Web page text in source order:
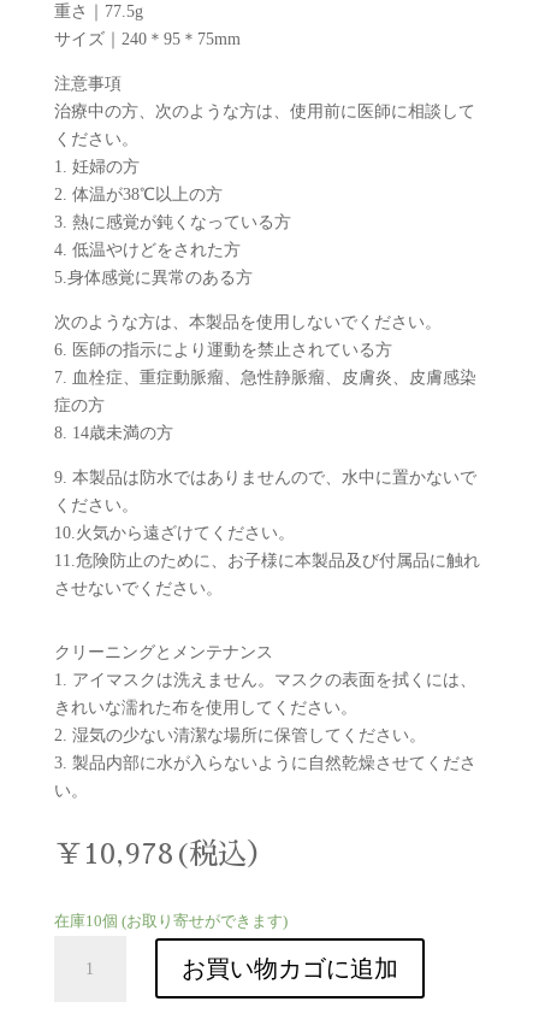
重さ｜77.5g
サイズ｜240＊95＊75mm
注意事項
治療中の方、次のような方は、使用前に医師に相談して
ください。
1. 妊婦の方
2. 体温が38℃以上の方
3. 熱に感覚が鈍くなっている方
4. 低温やけどをされた方
5.身体感覚に異常のある方
次のような方は、本製品を使用しないでください。
6. 医師の指示により運動を禁止されている方
7. 血栓症、重症動脈瘤、急性静脈瘤、皮膚炎、皮膚感染
症の方
8. 14歳未満の方
9. 本製品は防水ではありませんので、水中に置かないで
ください。
10.火気から遠ざけてください。
11.危険防止のために、お子様に本製品及び付属品に触れ
させないでください。
クリーニングとメンテナンス
1. アイマスクは洗えません。マスクの表面を拭くには、
きれいな濡れた布を使用してください。
2. 湿気の少ない清潔な場所に保管してください。
3. 製品内部に水が入らないように自然乾燥させてくださ
い。
￥10,978(税込）
在庫10個 (お取り寄せができます)
お買い物カゴに追加